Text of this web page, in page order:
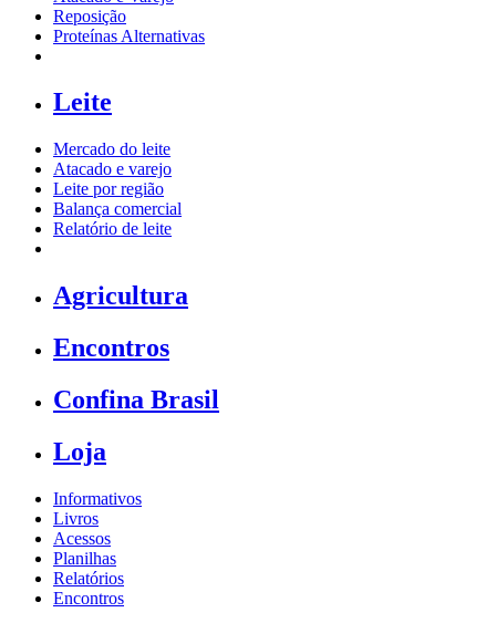
Reposição
Proteínas Alternativas
Leite
Mercado do leite
Atacado e varejo
Leite por região
Balança comercial
Relatório de leite
Agricultura
Encontros
Confina Brasil
Loja
Informativos
Livros
Acessos
Planilhas
Relatórios
Encontros